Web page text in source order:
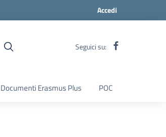
Accedi
Seguici su:
Documenti Erasmus Plus POC